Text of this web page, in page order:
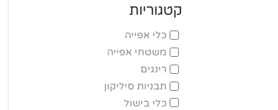
קטגוריות
כלי אפייה
משטחי אפייה
רינגים
תבניות סיליקון
כלי בישול